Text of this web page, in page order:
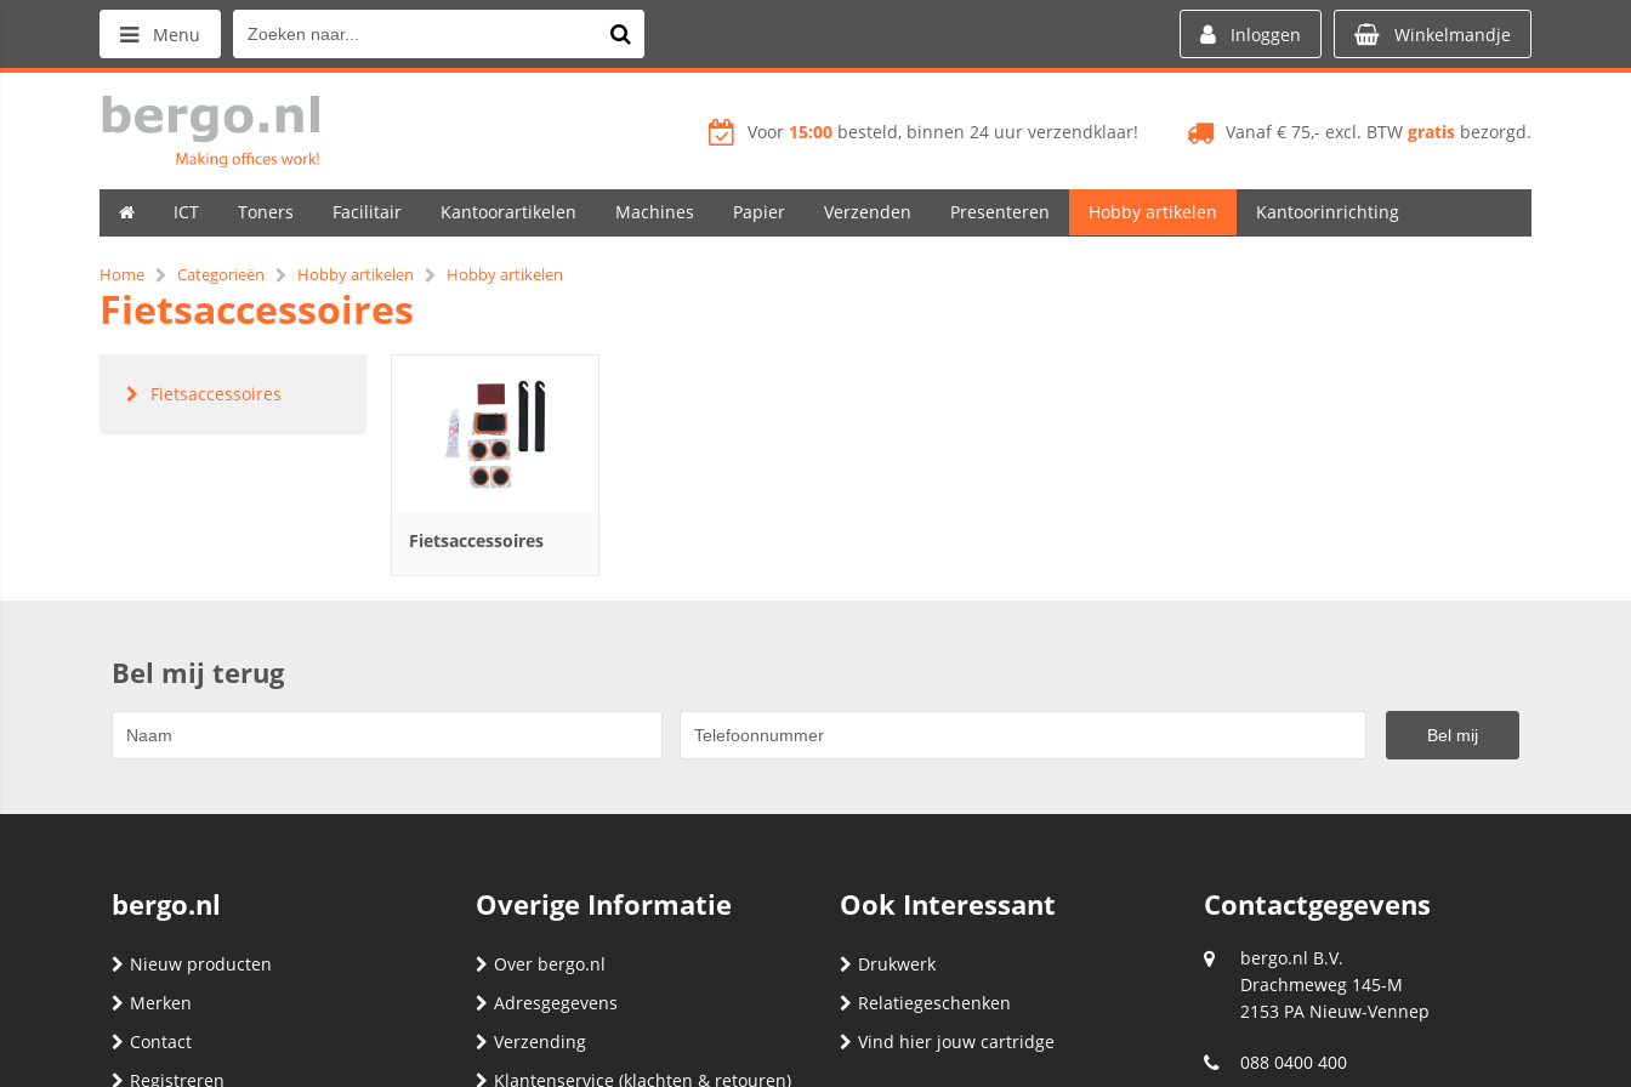
Menu Inloggen Winkelmandje
Vanaf € 75,- excl. BTW gratis bezorgd.
Voor 15:00 besteld, binnen 24 uur verzendklaar!
ICT Toners Facilitair Kantoorartikelen Machines Papier Verzenden Presenteren Hobby artikelen Kantoorinrichting
Home Categorieën Hobby artikelen Hobby artikelen
Fietsaccessoires
Fietsaccessoires
Fietsaccessoires
Bel mij terug
bergo.nl
Nieuw producten
Merken
Contact
Registreren
Overige Informatie
Over bergo.nl
Adresgegevens
Verzending
Klantenservice (klachten & retouren)
Ook Interessant
Drukwerk
Relatiegeschenken
Vind hier jouw cartridge
Contactgegevens
bergo.nl B.V.
Drachmeweg 145-M
2153 PA Nieuw-Vennep
088 0400 400